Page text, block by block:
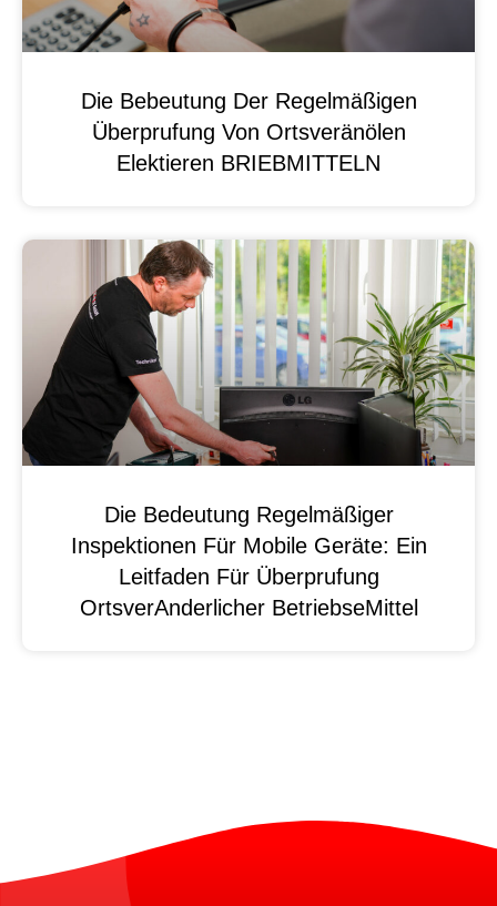
Die Bebeutung Der Regelmäßigen
Überprufung Von Ortsveränölen
Elektieren BRIEBMITTELN
Die Bedeutung Regelmäßiger
Inspektionen Für Mobile Geräte: Ein
Leitfaden Für Überprufung
OrtsverAnderlicher BetriebseMittel